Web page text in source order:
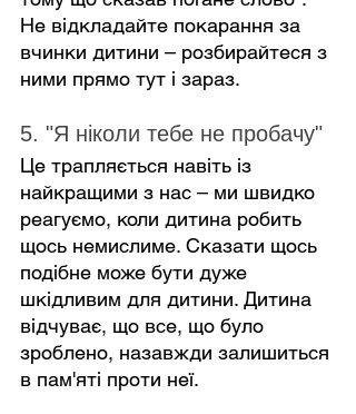
Не відкладайте покарання за
вчинки дитини – розбирайтеся з
ними прямо тут і зараз.
5. "Я ніколи тебе не пробачу"
Це трапляється навіть із
найкращими з нас – ми швидко
реагуємо, коли дитина робить
щось немислиме. Сказати щось
подібне може бути дуже
шкідливим для дитини. Дитина
відчуває, що все, що було
зроблено, назавжди залишиться
в пам'яті проти неї.